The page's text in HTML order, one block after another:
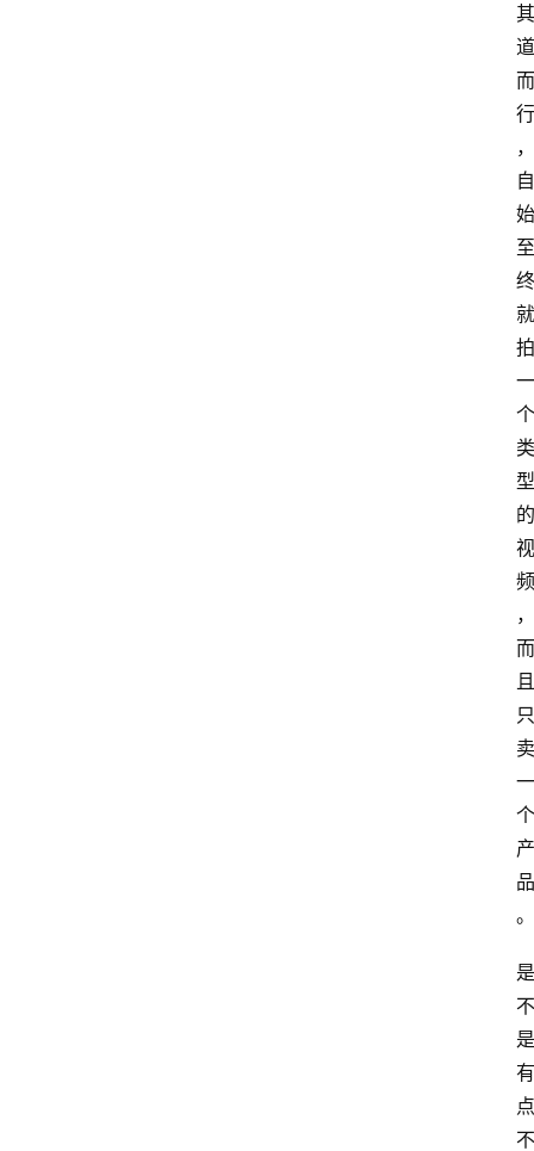
其
道
而
行
，
自
始
至
终
就
拍
一
个
类
型
的
视
频
，
而
且
只
卖
一
个
产
品
。
是
不
是
有
点
不